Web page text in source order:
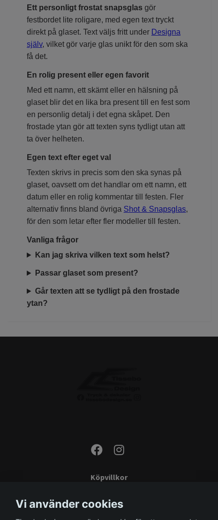
Ett personligt frostat snapsglas gör
festbordet lite roligare, med egen text tryckt
direkt på glaset. Text väljs fritt under Designa
själv, vilket gör varje glas unikt för den som ska
få det.
En rolig present eller egen favorit
Med ett namn, ett skämt eller en hälsning på
glaset blir det en lika bra present till en fest som
en personlig detalj i det egna skåpet. Den
frostade ytan gör att texten syns tydligt utan att
ta över helheten.
Egen text efter eget val
Texten skrivs in precis som den ska synas på
glaset, oavsett om det handlar om ett namn, ett
datum eller en rolig kommentar till festen. Fler
alternativ finns bland övriga Shot & Snapsglas,
för den som letar efter fler modeller till festen.
Vanliga frågor
Kan jag skriva vilken text som helst?
Passar glaset som present?
Går texten att se tydligt på den frostade
ytan?
Köpvillkor
Monteringsinstruktioner
Vi använder cookies